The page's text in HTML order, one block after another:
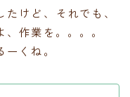
けど、それでも、
作業を。。。。
くね。